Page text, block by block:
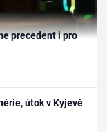
precedent i pro
útok v Kyjevě